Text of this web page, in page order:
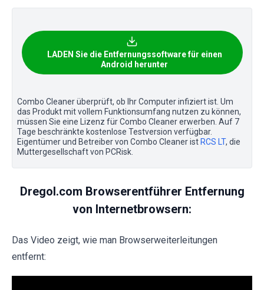
LADEN Sie die Entfernungssoftware für einen
Android herunter
Combo Cleaner überprüft, ob Ihr Computer infiziert ist. Um
das Produkt mit vollem Funktionsumfang nutzen zu können,
müssen Sie eine Lizenz für Combo Cleaner erwerben. Auf 7
Tage beschränkte kostenlose Testversion verfügbar.
Eigentümer und Betreiber von Combo Cleaner ist RCS LT, die
Muttergesellschaft von PCRisk.
Dregol.com Browserentführer Entfernung
von Internetbrowsern:
Das Video zeigt, wie man Browserweiterleitungen
entfernt: